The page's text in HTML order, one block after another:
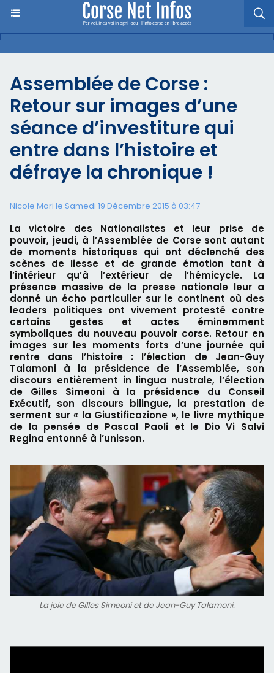
Assemblée de Corse :
Retour sur images d’une
séance d’investiture qui
entre dans l’histoire et
défraye la chronique !
Nicole Mari le Samedi 19 Décembre 2015 à 03:47
La victoire des Nationalistes et leur prise de
pouvoir, jeudi, à l’Assemblée de Corse sont autant
de moments historiques qui ont déclenché des
scènes de liesse et de grande émotion tant à
l’intérieur qu’à l’extérieur de l’hémicycle. La
présence massive de la presse nationale leur a
donné un écho particulier sur le continent où des
leaders politiques ont vivement protesté contre
certains gestes et actes éminemment
symboliques du nouveau pouvoir corse. Retour en
images sur les moments forts d’une journée qui
rentre dans l’histoire : l’élection de Jean-Guy
Talamoni à la présidence de l’Assemblée, son
discours entièrement in lingua nustrale, l’élection
de Gilles Simeoni à la présidence du Conseil
Exécutif, son discours bilingue, la prestation de
serment sur « la Giustificazione », le livre mythique
de la pensée de Pascal Paoli et le Dio Vi Salvi
Regina entonné à l’unisson.
La joie de Gilles Simeoni et de Jean-Guy Talamoni.